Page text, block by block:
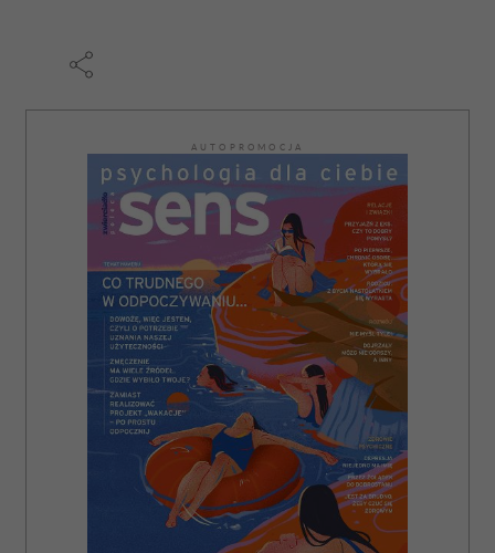
AUTOPROMOCJA